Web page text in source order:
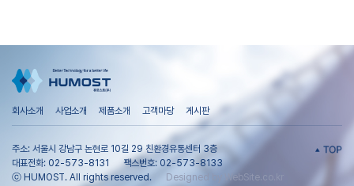
회사소개 사업소개 제품소개 고객마당 게시판
주소: 서울시 강남구 논현로 10길 29 친환경유통센터 3층
대표전화: 02-573-8131
팩스번호: 02-573-8133
ⓒ HUMOST. All rights reserved.
Designed by WebSite.co.kr